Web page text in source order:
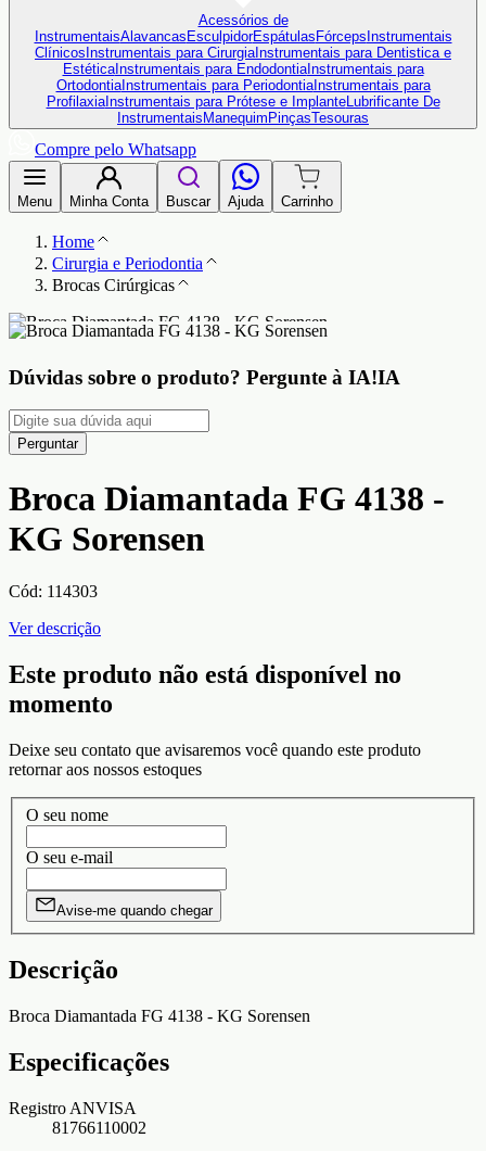
Acessórios de
InstrumentaisAlavancas EsculpidorEspátulas Fórceps Instrumentais
Clínicos Instrumentais para Cirurgia Instrumentais para Dentistica e
EstéticaInstrumentais para EndodontiaInstrumentais para
OrtodontiaInstrumentais para PeriodontiaInstrumentais para
ProfilaxiaInstrumentais para Prótese e ImplanteLubrificante De
Instrumentais Manequim PinçasTesouras
Compre pelo Whatsapp
Menu Minha Conta Buscar Ajuda Carrinho
Home
Cirurgia e Periodontia
Brocas Cirúrgicas
Dúvidas sobre o produto? Pergunte à IA!IA
Perguntar
Broca Diamantada FG 4138 -
KG Sorensen
Cód: 114303
Ver descrição
Este produto não está disponível no
momento
Deixe seu contato que avisaremos você quando este produto
retornar aos nossos estoques
O seu nome
O seu e-mail
Avise-me quando chegar
Descrição
Broca Diamantada FG 4138 - KG Sorensen
Especificações
Registro ANVISA
81766110002